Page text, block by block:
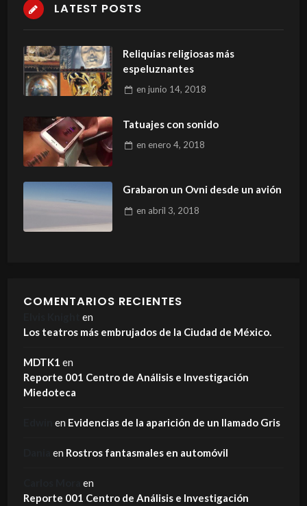
LATEST POSTS
Reliquias religiosas más
espeluznantes
en junio 14, 2018
Tatuajes con sonido
en enero 4, 2018
Grabaron un Ovni desde un avión
en abril 3, 2018
COMENTARIOS RECIENTES
en
Los teatros más embrujados de la Ciudad de México.
MDTK1 en
Reporte 001 Centro de Análisis e Investigación
Miedoteca
en Evidencias de la aparición de un llamado Gris
en Rostros fantasmales en automóvil
en
Reporte 001 Centro de Análisis e Investigación